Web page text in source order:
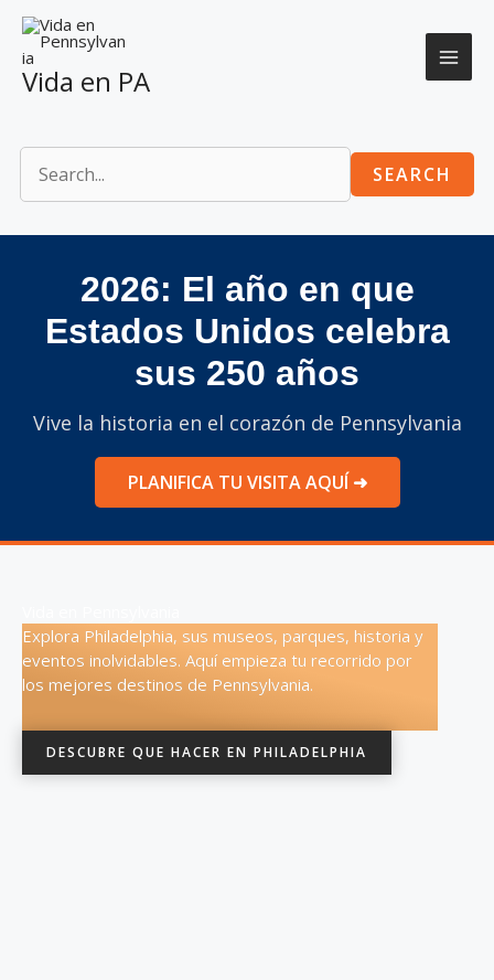
Skip
content
Vida en PA
SEARCH
2026: El año en que
Estados Unidos celebra
sus 250 años
Vive la historia en el corazón de Pennsylvania
PLANIFICA TU VISITA AQUÍ ➜
Explora Philadelphia, sus museos, parques, historia y
eventos inolvidables. Aquí empieza tu recorrido por
los mejores destinos de Pennsylvania.
DESCUBRE QUE HACER EN PHILADELPHIA